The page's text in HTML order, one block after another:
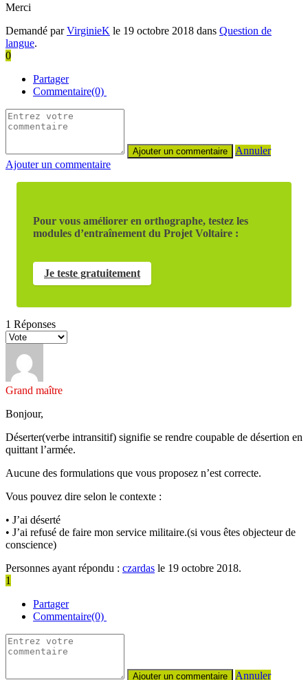
Merci
Demandé parVirginieK le 19 octobre 2018 dans Question de
langue.
0
Partager
Commentaire(0)
Annuler
Ajouter un commentaire
Pour vous améliorer en orthographe, testez les
modules d’entraînement du Projet Voltaire :
Je teste gratuitement
1 Réponses
Grand maître
Bonjour,
Déserter(verbe intransitif) signifie se rendre coupable de désertion en
quittant l’armée.
Aucune des formulations que vous proposez n’est correcte.
Vous pouvez dire selon le contexte :
• J’ai déserté
• J’ai refusé de faire mon service militaire.(si vous êtes objecteur de
conscience)
Personnes ayant répondu : czardas le 19 octobre 2018.
1
Partager
Commentaire(0)
Annuler